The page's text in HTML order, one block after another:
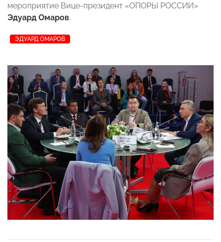
мероприятие Вице-президент «ОПОРЫ РОССИИ»
Эдуард Омаров.
ЭДУАРД ОМАРОВ